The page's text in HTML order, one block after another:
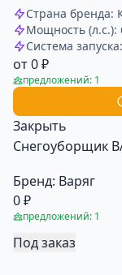
Страна бренда:
Мощность (л.с.):
Система
от 0 ₽
предложений: 1
Закрыть
Снегоуборщик
Бренд: Варяг
0 ₽
предложений: 1
Под заказ